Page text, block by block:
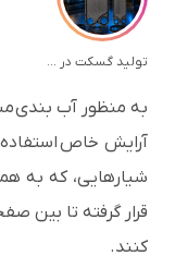
تولید گسکت در آرکا تجهیز صدر
به منظور آب بندی
آرایش خاص
شیارهایی، که به
قرار گرفته تا بین
کنند.